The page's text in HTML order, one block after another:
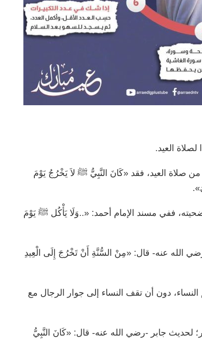
صلاة العيد، فقد «كَانَ النَّبِيُّ ﷺ لاَ يَخْرُجُ يَوْمَ
ففي مسند الإمام أحمد: «..وَلَا يَأْكُل ﷺ يَوْمَ
الله عنه- قال: «مِنْ السُّنَّةِ أَنْ تَخْرُجَ إِلَى الْعِيدِ
النساء، دون أن تقف النساء إلى جوار الرجال مع
لحديث جابر -رضي الله عنه- قال: «كَانَ النَّبِيُّ